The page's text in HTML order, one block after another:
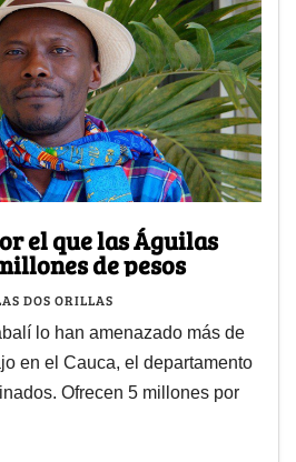
el que las Águilas
de pesos
DOS ORILLAS
lo han amenazado más de
en el Cauca, el departamento
Ofrecen 5 millones por